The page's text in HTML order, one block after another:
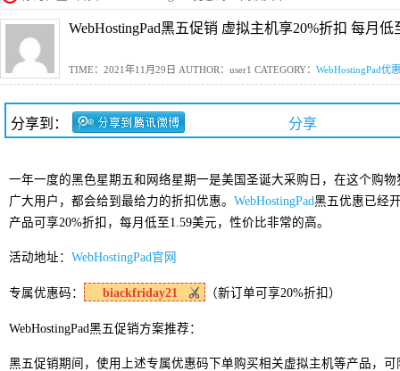
WebHostingPad黑五促销 虚拟主机享20%折扣 每月低
TIME：2021年11月29日 AUTHOR：user1 CATEGORY： WebHostingPad优
分享到： 分享
一年一度的黑色星期五和网络星期一是美国圣诞大采购日，在这个购
广大用户，都会给到最给力的折扣优惠。 WebHostingPad黑五优惠已经
产品可享20%折扣，每月低至1.59美元，性价比非常的高。
活动地址： WebHostingPad官网
专属优惠码： biackfriday21 （新订单可享20%折扣）
WebHostingPad黑五促销方案推荐：
黑五促销期间，使用上述专属优惠码下单购买相关虚拟主机等产品，可